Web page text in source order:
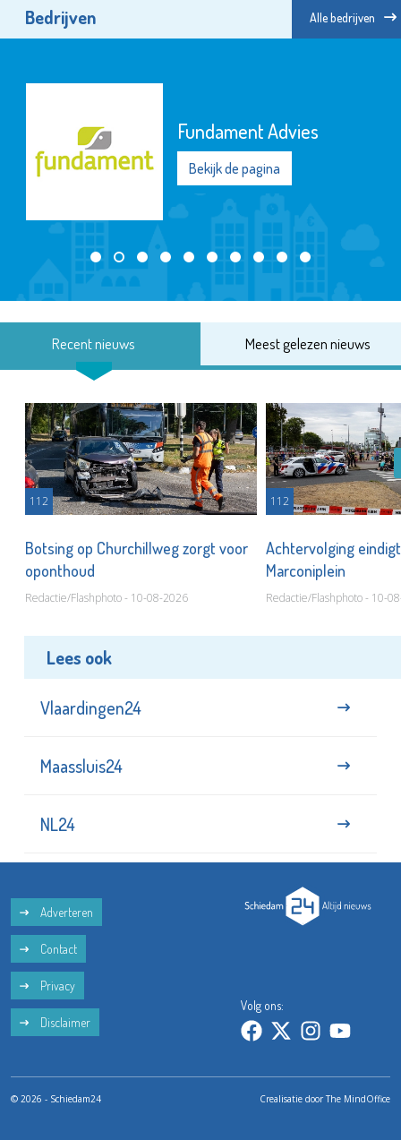
Bedrijven Alle bedrijven
Fundament Advies
Bekijk de pagina
Recent nieuws Meest gelezen nieuws
112
Botsing op Churchillweg zorgt voor
oponthoud
Redactie/Flashphoto - 10-08-2026
112
Achtervolging
Marconiplein
Redactie/Flashphoto - 10-
Lees ook
Vlaardingen24
Maassluis24
NL24
Adverteren
Contact
Privacy
Disclaimer
Volg ons:
© 2026 - Schiedam24 Crealisatie doorThe MindOffice